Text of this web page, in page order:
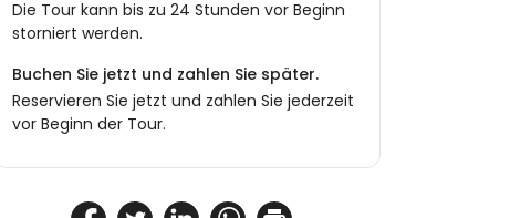
Die Tour kann bis zu 24 Stunden vor Beginn
storniert werden.
Buchen Sie jetzt und zahlen Sie später.
Reservieren Sie jetzt und zahlen Sie jederzeit
vor Beginn der Tour.